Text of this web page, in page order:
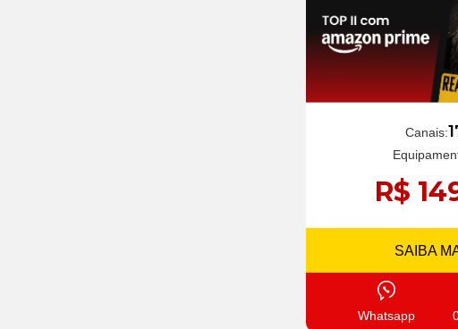
Canais:
R$
SAIBA
Whatsapp